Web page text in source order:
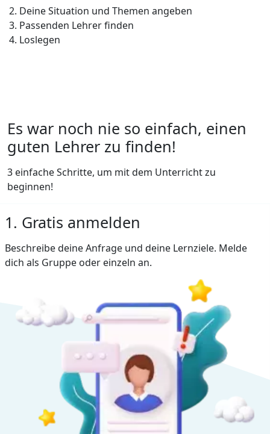
Deine Situation und Themen angeben
Passenden Lehrer finden
Loslegen
Es war noch nie so einfach, einen
guten Lehrer zu finden!
3 einfache Schritte, um mit dem Unterricht zu
beginnen!
1. Gratis anmelden
Beschreibe deine Anfrage und deine Lernziele. Melde
dich als Gruppe oder einzeln an.